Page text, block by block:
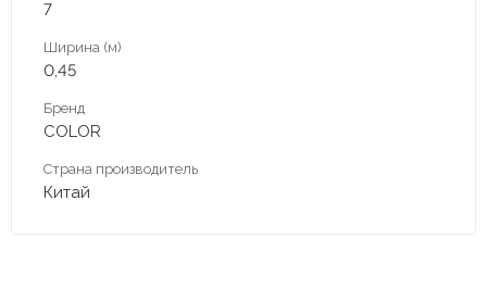
7
Ширина (м)
0,45
Бренд
COLOR
Страна производитель
Китай